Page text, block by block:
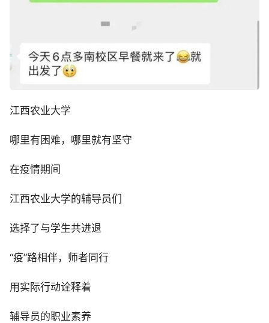
江西农业大学
哪里有困难，哪里就有坚守
在疫情期间
江西农业大学的辅导员们
选择了与学生共进退
“疫”路相伴，师者同行
用实际行动诠释着
辅导员的职业素养